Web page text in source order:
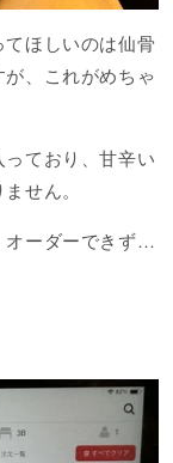
ほしいのは仙骨
、これがめちゃ
ており、甘辛い
せん。
オーダーできず…